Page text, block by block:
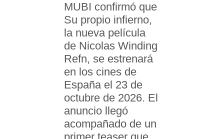
MUBI confirmó que
Su propio infierno,
la nueva película
de Nicolas Winding
Refn, se estrenará
en los cines de
España el 23 de
octubre de 2026. El
anuncio llegó
acompañado de un